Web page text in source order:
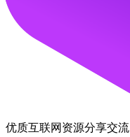
优质互联网资源分享交流